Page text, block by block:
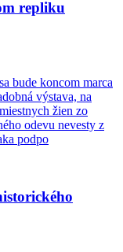
repliku
bude koncom marca
výstava, na
žien zo
odevu nevesty z
podpo